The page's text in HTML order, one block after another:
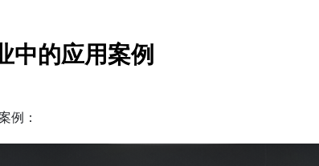
中的应用案例
例：